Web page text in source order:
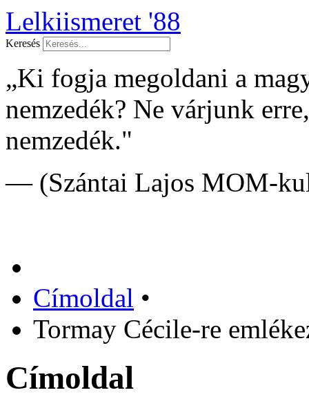
Lelkiismeret '88
Keresés
„Ki fogja megoldani a
nemzedék? Ne várjunk
nemzedék."
— (Szántai Lajos MOM-
Címoldal •
Tormay Cécile-re
Címoldal